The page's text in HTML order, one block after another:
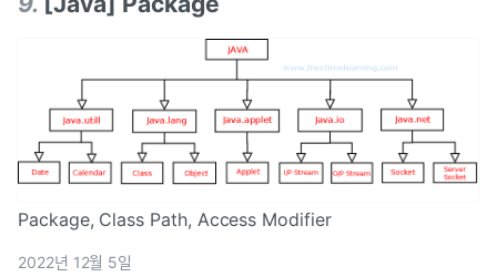
Package, Class Path, Access Modifier
2022년 12월 5일